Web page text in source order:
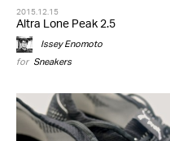
2015.12.15
Altra Lone Peak 2.5
Issey Enomoto
for Sneakers